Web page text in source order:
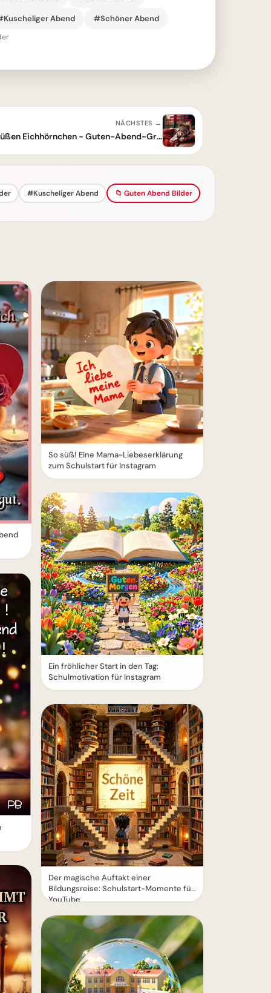
Abend #Schöner Abend
NÄCHSTES →
Gemütlicher Abend mit einem süßen Eichhörnchen - Guten-Abend-Gruß
#Kuscheliger Abend 📁 Guten Abend Bilder
So süß! Eine Mama-Liebeserklärung
zum Schulstart für Instagram
Ein fröhlicher Start in den Tag:
Schulmotivation für Instagram
Der magische Auftakt einer
Bildungsreise: Schulstart-Momente für
YouTube